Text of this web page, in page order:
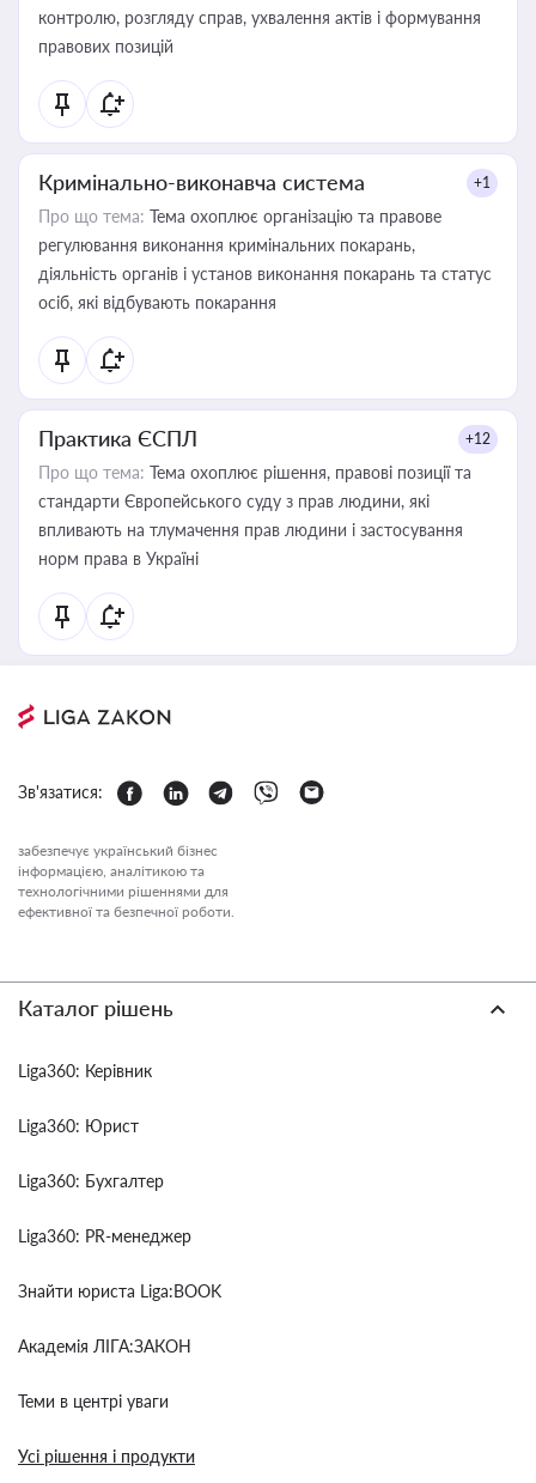
контролю, розгляду справ, ухвалення актів і формування
правових позицій
Кримінально-виконавча система +1
Про що тема: Тема охоплює організацію та правове
регулювання виконання кримінальних покарань,
діяльність органів і установ виконання покарань та статус
осіб, які відбувають покарання
Практика ЄСПЛ +12
Про що тема: Тема охоплює рішення, правові позиції та
стандарти Європейського суду з прав людини, які
впливають на тлумачення прав людини і застосування
норм права в Україні
Зв'язатися:
забезпечує український бізнес
інформацією, аналітикою та
технологічними рішеннями для
ефективної та безпечної роботи.
Каталог рішень
Liga360: Керівник
Liga360: Юрист
Liga360: Бухгалтер
Liga360: PR-менеджер
Знайти юриста Liga:BOOK
Академія ЛІГА:ЗАКОН
Теми в центрі уваги
Усі рішення і продукти